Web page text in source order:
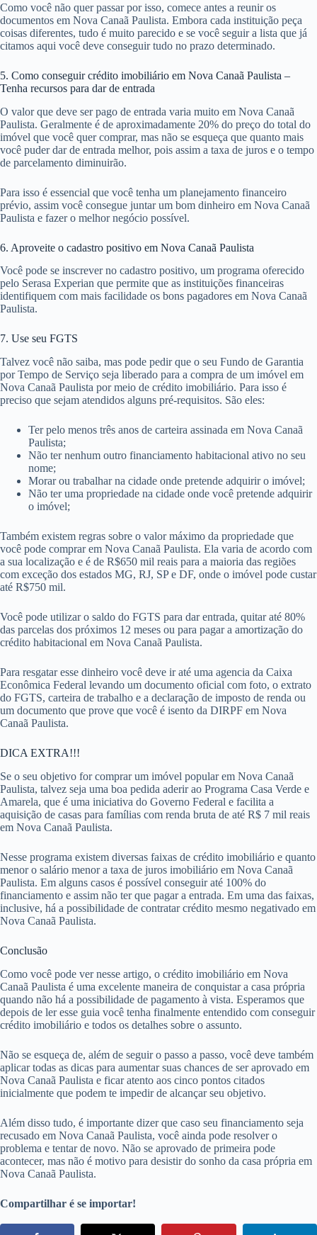
Como você não quer passar por isso, comece antes a reunir os
documentos em Nova Canaã Paulista. Embora cada instituição peça
coisas diferentes, tudo é muito parecido e se você seguir a lista que já
citamos aqui você deve conseguir tudo no prazo determinado.
5. Como conseguir crédito imobiliário em Nova Canaã Paulista –
Tenha recursos para dar de entrada
O valor que deve ser pago de entrada varia muito em Nova Canaã
Paulista. Geralmente é de aproximadamente 20% do preço do total do
imóvel que você quer comprar, mas não se esqueça que quanto mais
você puder dar de entrada melhor, pois assim a taxa de juros e o tempo
de parcelamento diminuirão.
Para isso é essencial que você tenha um planejamento financeiro
prévio, assim você consegue juntar um bom dinheiro em Nova Canaã
Paulista e fazer o melhor negócio possível.
6. Aproveite o cadastro positivo em Nova Canaã Paulista
Você pode se inscrever no cadastro positivo, um programa oferecido
pelo Serasa Experian que permite que as instituições financeiras
identifiquem com mais facilidade os bons pagadores em Nova Canaã
Paulista.
7. Use seu FGTS
Talvez você não saiba, mas pode pedir que o seu Fundo de Garantia
por Tempo de Serviço seja liberado para a compra de um imóvel em
Nova Canaã Paulista por meio de crédito imobiliário. Para isso é
preciso que sejam atendidos alguns pré-requisitos. São eles:
Ter pelo menos três anos de carteira assinada em Nova Canaã
Paulista;
Não ter nenhum outro financiamento habitacional ativo no seu
nome;
Morar ou trabalhar na cidade onde pretende adquirir o imóvel;
Não ter uma propriedade na cidade onde você pretende adquirir
o imóvel;
Também existem regras sobre o valor máximo da propriedade que
você pode comprar em Nova Canaã Paulista. Ela varia de acordo com
a sua localização e é de R$650 mil reais para a maioria das regiões
com exceção dos estados MG, RJ, SP e DF, onde o imóvel pode custar
até R$750 mil.
Você pode utilizar o saldo do FGTS para dar entrada, quitar até 80%
das parcelas dos próximos 12 meses ou para pagar a amortização do
crédito habitacional em Nova Canaã Paulista.
Para resgatar esse dinheiro você deve ir até uma agencia da Caixa
Econômica Federal levando um documento oficial com foto, o extrato
do FGTS, carteira de trabalho e a declaração de imposto de renda ou
um documento que prove que você é isento da DIRPF em Nova
Canaã Paulista.
DICA EXTRA!!!
Se o seu objetivo for comprar um imóvel popular em Nova Canaã
Paulista, talvez seja uma boa pedida aderir ao Programa Casa Verde e
Amarela, que é uma iniciativa do Governo Federal e facilita a
aquisição de casas para famílias com renda bruta de até R$ 7 mil reais
em Nova Canaã Paulista.
Nesse programa existem diversas faixas de crédito imobiliário e quanto
menor o salário menor a taxa de juros imobiliário em Nova Canaã
Paulista. Em alguns casos é possível conseguir até 100% do
financiamento e assim não ter que pagar a entrada. Em uma das faixas,
inclusive, há a possibilidade de contratar crédito mesmo negativado em
Nova Canaã Paulista.
Conclusão
Como você pode ver nesse artigo, o crédito imobiliário em Nova
Canaã Paulista é uma excelente maneira de conquistar a casa própria
quando não há a possibilidade de pagamento à vista. Esperamos que
depois de ler esse guia você tenha finalmente entendido com conseguir
crédito imobiliário e todos os detalhes sobre o assunto.
Não se esqueça de, além de seguir o passo a passo, você deve também
aplicar todas as dicas para aumentar suas chances de ser aprovado em
Nova Canaã Paulista e ficar atento aos cinco pontos citados
inicialmente que podem te impedir de alcançar seu objetivo.
Além disso tudo, é importante dizer que caso seu financiamento seja
recusado em Nova Canaã Paulista, você ainda pode resolver o
problema e tentar de novo. Não se aprovado de primeira pode
acontecer, mas não é motivo para desistir do sonho da casa própria em
Nova Canaã Paulista.
Compartilhar é se importar!